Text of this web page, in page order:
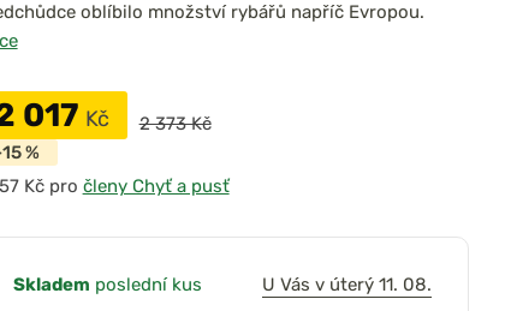
oblíbilo množství rybářů napříč Evropou.
017 Kč
2 373 Kč
%
pro členy Chyť a pusť
Skladem poslední kus U Vás v úterý 11. 08.